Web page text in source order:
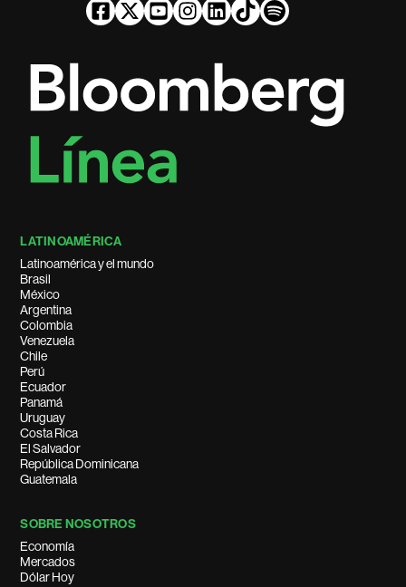
LATINOAMÉRICA
Latinoamérica y el mundo
Brasil
México
Argentina
Colombia
Venezuela
Chile
Perú
Ecuador
Panamá
Uruguay
Costa Rica
El Salvador
República Dominicana
Guatemala
SOBRE NOSOTROS
Economía
Mercados
Dólar Hoy